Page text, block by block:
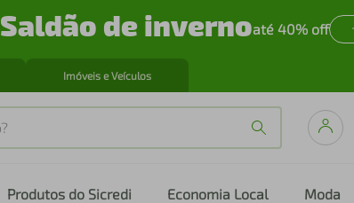
Saldão de invernoaté 40% off
Imóveis e Veículos
Produtos do Sicredi Economia Local Moda